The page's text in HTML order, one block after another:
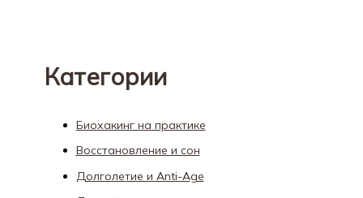
Категории
Биохакинг на практике
Восстановление и сон
Долголетие и Anti-Age